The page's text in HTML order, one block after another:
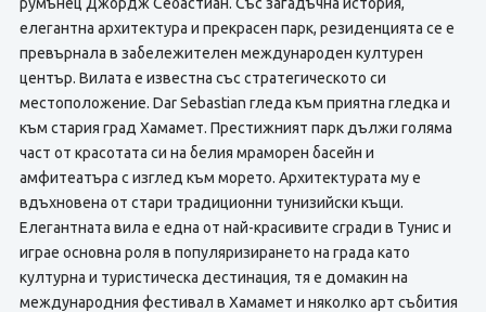
елегантна архитектура и прекрасен парк, резиденцията се е
превърнала в забележителен международен културен
център. Вилата е известна със стратегическото си
местоположение. Dar Sebastian гледа към приятна гледка и
към стария град Хамамет. Престижният парк дължи голяма
част от красотата си на белия мраморен басейн и
амфитеатъра с изглед към морето. Архитектурата му е
вдъхновена от стари традиционни тунизийски къщи.
Елегантната вила е една от най-красивите сгради в Тунис и
играе основна роля в популяризирането на града като
културна и туристическа дестинация, тя е домакин на
международния фестивал в Хамамет и няколко арт събития